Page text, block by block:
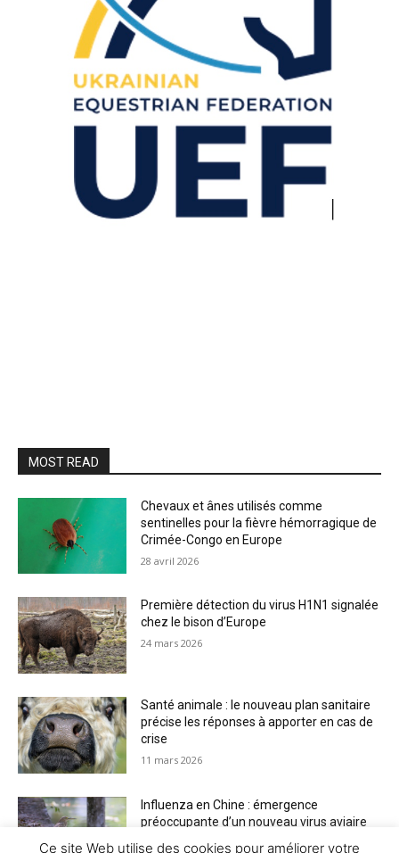
MOST READ
Chevaux et ânes utilisés comme
sentinelles pour la fièvre hémorragique de
Crimée-Congo en Europe
28 avril 2026
Première détection du virus H1N1 signalée
chez le bison d’Europe
24 mars 2026
Santé animale : le nouveau plan sanitaire
précise les réponses à apporter en cas de
crise
11 mars 2026
Influenza en Chine : émergence
préoccupante d’un nouveau virus aviaire
Ce site Web utilise des cookies pour améliorer votre